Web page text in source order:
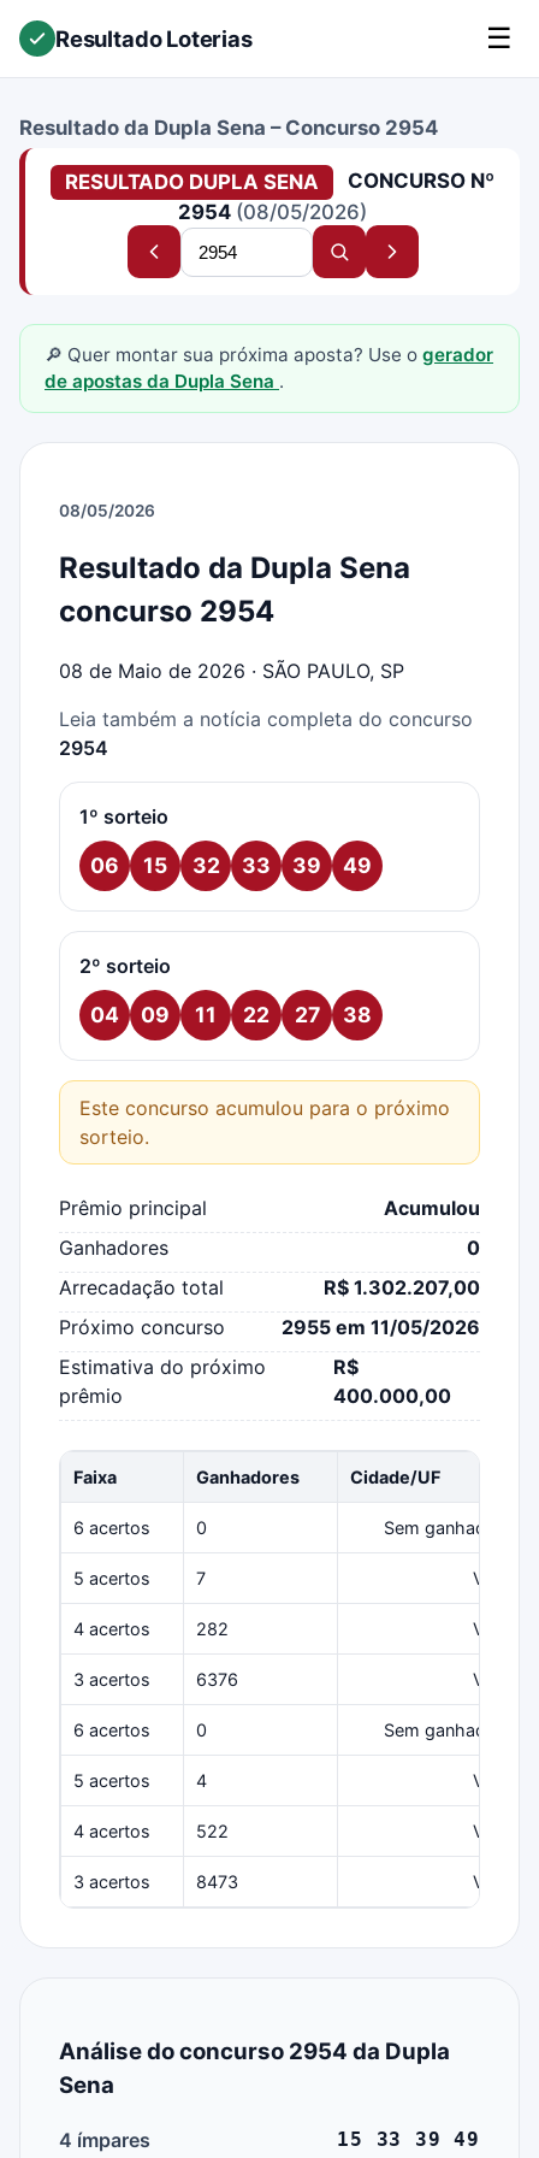
Resultado Loterias ☰
Resultado da Dupla Sena – Concurso 2954
RESULTADO DUPLA SENA
CONCURSO Nº
2954 (08/05/2026)
Concurso
Buscar
Buscar
concurso
Próximo
🔎 Quer montar sua próxima aposta? Use o gerador
de apostas da Dupla Sena .
08/05/2026
Resultado da Dupla Sena
concurso 2954
08 de Maio de 2026 · SÃO PAULO, SP
Leia também a notícia completa do concurso
2954
1º sorteio
06 15 32 33 39 49
2º sorteio
04 09 11 22 27 38
Este concurso acumulou para o próximo
sorteio.
Prêmio principal
Acumulou
Ganhadores
0
Arrecadação total
R$ 1.302.207,00
Próximo concurso
2955 em 11/05/2026
Estimativa do próximo
prêmio
R$
400.000,00
Faixa Ganhadores Cidade/UF
6 acertos 0 Sem ganhadores
5 acertos 7 Várias
4 acertos 282 Várias
3 acertos 6376 Várias
6 acertos 0 Sem ganhadores
5 acertos 4 Várias
4 acertos 522 Várias
3 acertos 8473 Várias
Análise do concurso 2954 da Dupla
Sena
4 ímpares 15 33 39 49